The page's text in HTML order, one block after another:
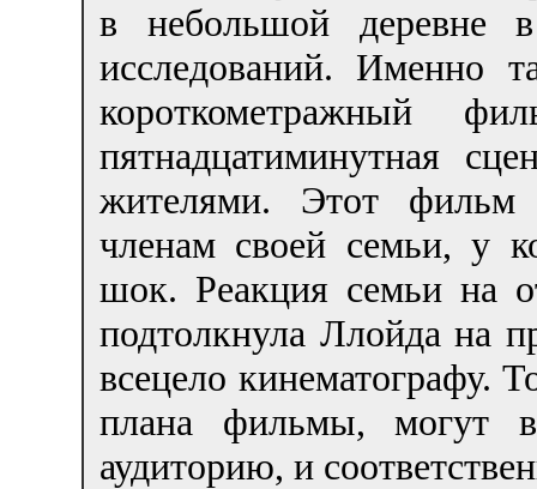
в небольшой деревне
исследований. Именно
короткометражный
пятнадцатиминутная
жителями. Этот фильм
членам своей семьи, у
шок. Реакция семьи на
подтолкнула Ллойда на
всецело кинематографу.
плана фильмы, могут
аудиторию, и